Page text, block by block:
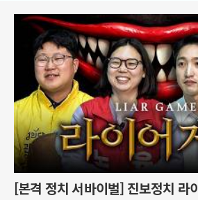
[본격 정치 서바이벌] 진보정치 라